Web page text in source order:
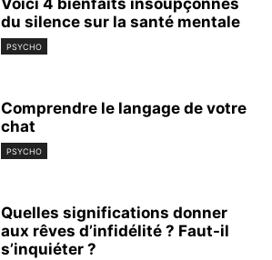
Voici 4 bienfaits insoupçonnés
du silence sur la santé mentale
PSYCHO
Comprendre le langage de votre
chat
PSYCHO
Quelles significations donner
aux rêves d’infidélité ? Faut-il
s’inquiéter ?